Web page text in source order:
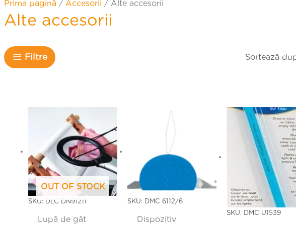
Prima pagină / Accesorii / Alte accesorii
Alte accesorii
Filtre
OUT OF STOCK
SKU: DLC DN91211
Lupă de gât
SKU: DMC 6112/6
Dispozitiv
SKU: DMC U1539